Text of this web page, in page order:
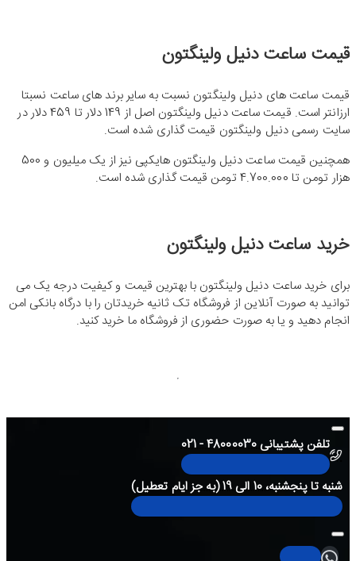
قیمت ساعت دنیل ولینگتون
قیمت ساعت های دنیل ولینگتون نسبت به سایر برند های ساعت نسبتا
ارزانتر است. قیمت ساعت دنیل ولینگتون اصل از 149 دلار تا 459 دلار در
سایت رسمی دنیل ولینگتون قیمت گذاری شده است.
همچنین قیمت ساعت دنیل ولینگتون هایکپی نیز از یک میلیون و 500
هزار تومن تا 4.700.000 تومن قیمت گذاری شده است.
خرید ساعت دنیل ولینگتون
برای خرید ساعت دنیل ولینگتون با بهترین قیمت و کیفیت درجه یک می
توانید به صورت آنلاین از فروشگاه تک ثانیه خریدتان را با درگاه بانکی امن
انجام دهید و یا به صورت حضوری از فروشگاه ما خرید کنید.
تلفن پشتیبانی 48000030 - 021
شنبه تا پنجشنبه، 10 الی 19 (به جز ایام تعطیل)